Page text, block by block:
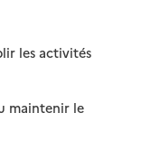
les activités
maintenir le